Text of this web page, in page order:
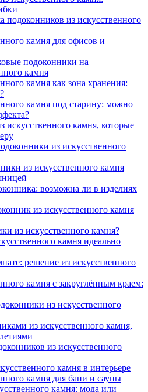
из искусственного
камня для офисов и
подоконники на
камня
камня как зона хранения:
камня под старину: можно
искусственного камня, которые
из искусственного
из искусственного камня
возможна ли в изделиях
из искусственного камня
из искусственного камня?
камня идеально
решение из искусственного
камня с закруглённым краем:
из искусственного
из искусственного камня,
из искусственного
камня в интерьере
камня для бани и сауны
камня: мода или